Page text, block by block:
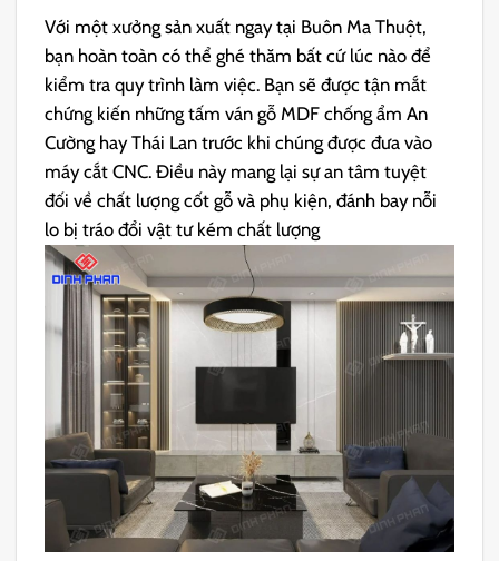
Với một xưởng sản xuất ngay tại Buôn Ma Thuột,
bạn hoàn toàn có thể ghé thăm bất cứ lúc nào để
kiểm tra quy trình làm việc. Bạn sẽ được tận mắt
chứng kiến những tấm ván gỗ MDF chống ẩm An
Cường hay Thái Lan trước khi chúng được đưa vào
máy cắt CNC. Điều này mang lại sự an tâm tuyệt
đối về chất lượng cốt gỗ và phụ kiện, đánh bay nỗi
lo bị tráo đổi vật tư kém chất lượng